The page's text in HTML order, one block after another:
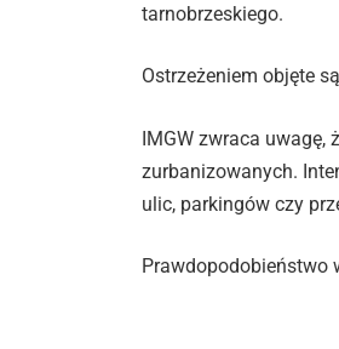
tarnobrzeskiego.
Ostrzeżeniem objęte
IMGW zwraca uwagę,
zurbanizowanych.
ulic, parkingów czy
Prawdopodobieństwo